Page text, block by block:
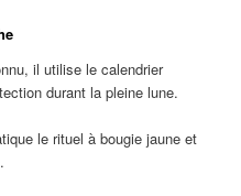
il utilise le calendrier
durant la pleine lune.
le rituel à bougie jaune et